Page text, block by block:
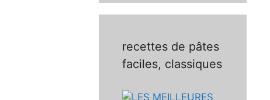
recettes de pâtes
faciles, classiques